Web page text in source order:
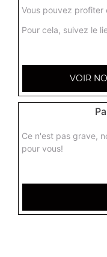
Vous pouvez profiter
Pour cela, suivez le
VOIR
Ce n'est pas grave,
pour vous!